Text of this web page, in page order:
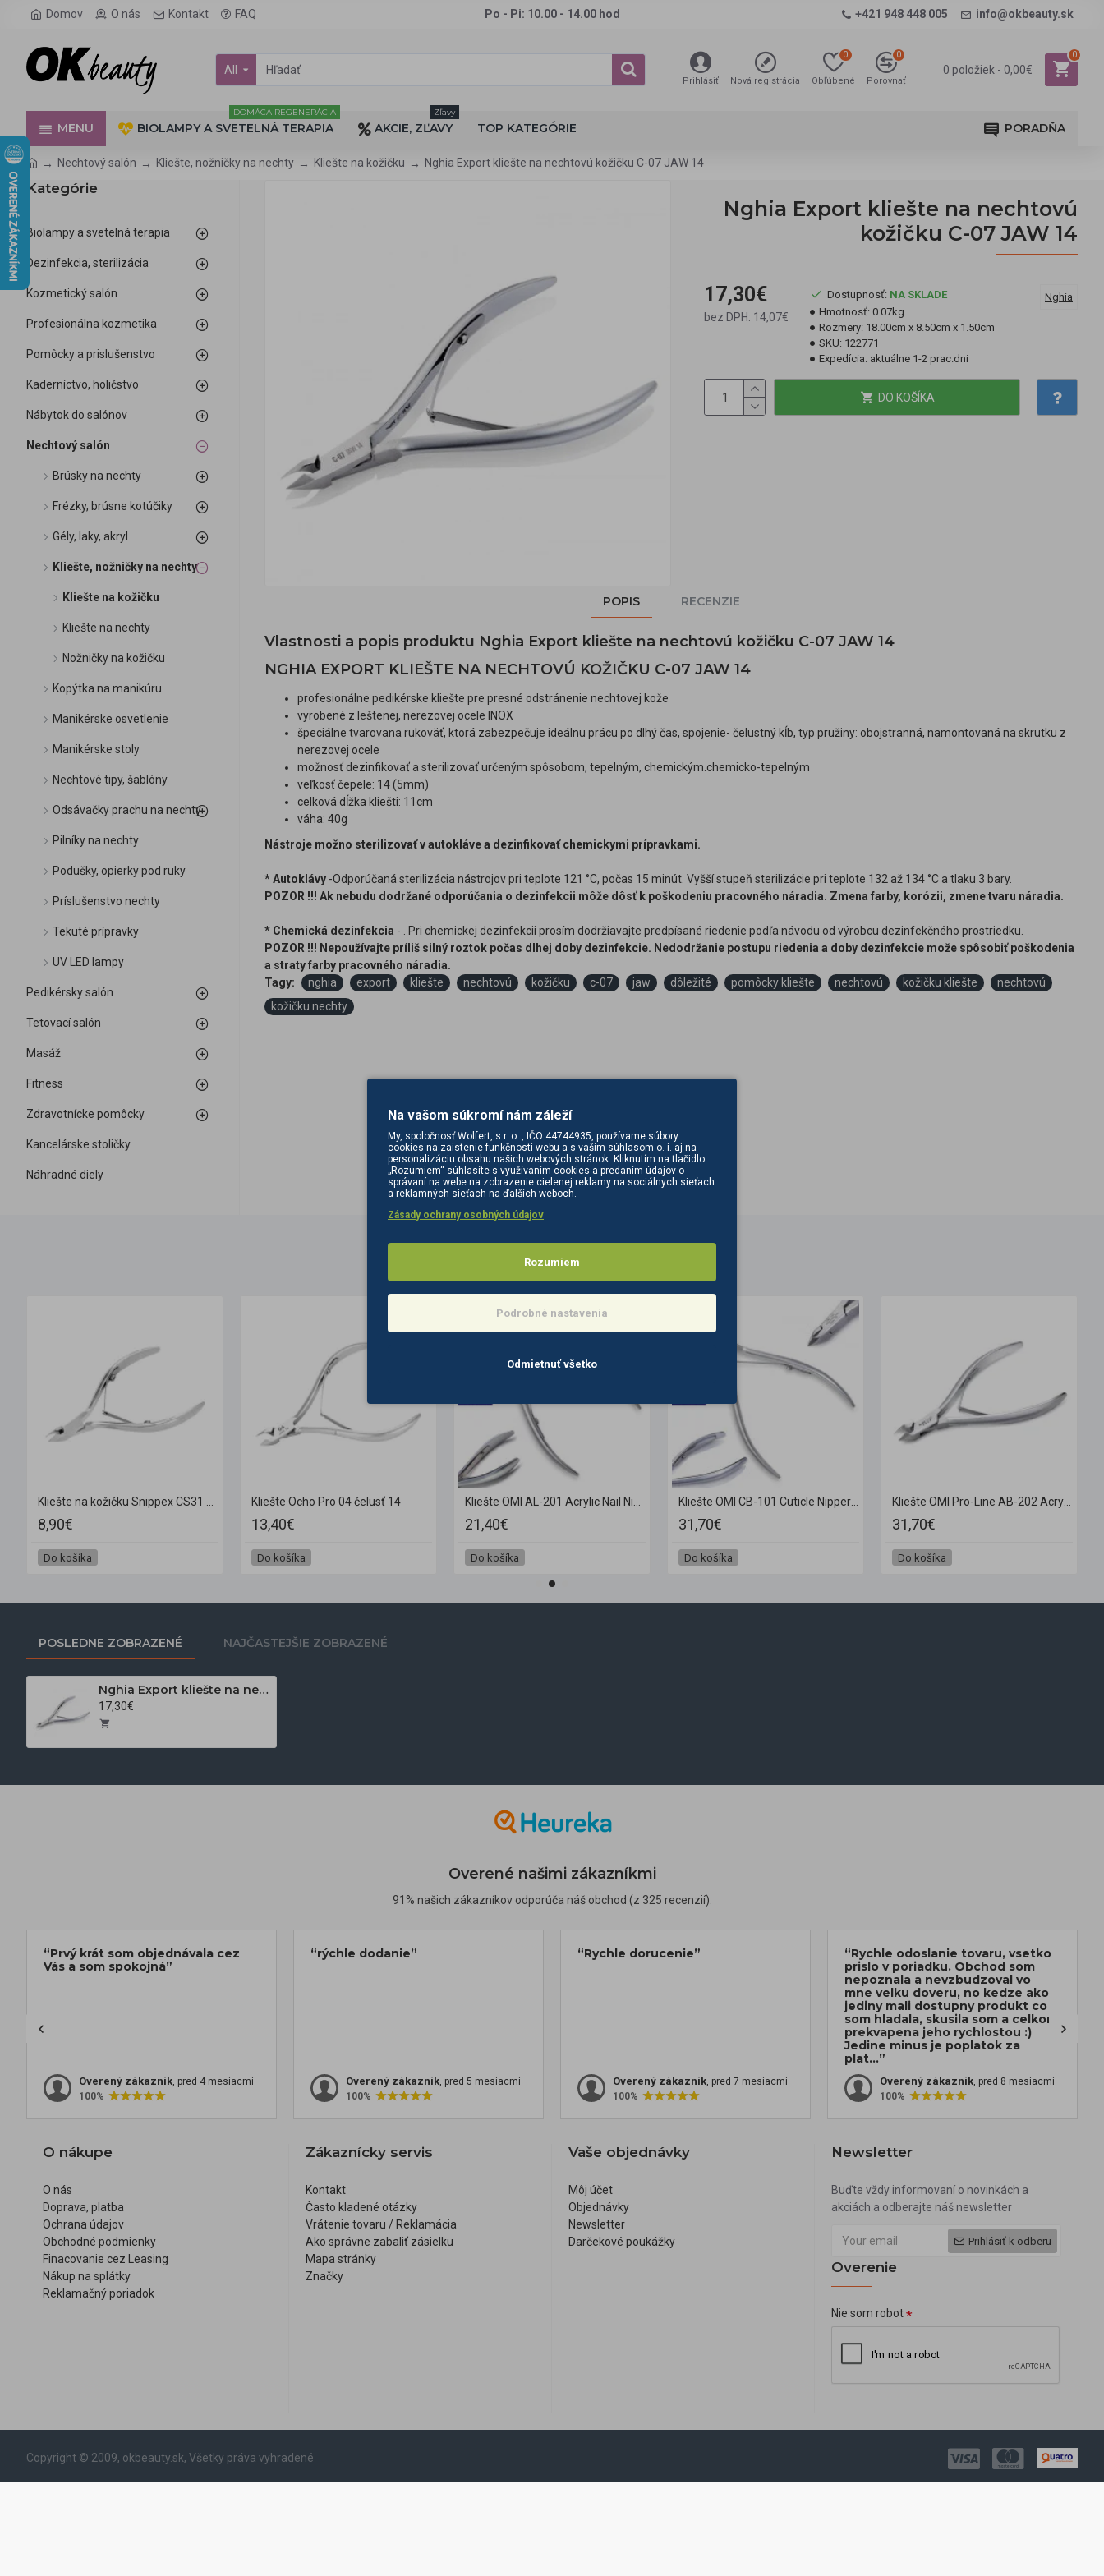
Domov O nás Kontakt FAQ Po - Pi: 10.00 - 14.00 hod +421 948 448 005 info@okbeauty.sk
All
Prihlásiť Nová registrácia Obľúbené
0
Porovnať
0
0 položiek - 0,00€
0
MENU BIOLAMPY A SVETELNÁ TERAPIA
DOMÁCA REGENERÁCIA
AKCIE, ZĽAVY
Zľavy
TOP KATEGÓRIE PORADŇA
Nechtový salón Kliešte, nožničky na nechty Kliešte na kožičku Nghia Export kliešte na nechtovú kožičku C-07 JAW 14
Kategórie
Biolampy a svetelná terapia
Dezinfekcia, sterilizácia
Kozmetický salón
Profesionálna kozmetika
Pomôcky a prislušenstvo
Kaderníctvo, holičstvo
Nábytok do salónov
Nechtový salón
Brúsky na nechty
Frézky, brúsne kotúčiky
Gély, laky, akryl
Kliešte, nožničky na nechty
Kliešte na kožičku
Kliešte na nechty
Nožničky na kožičku
Kopýtka na manikúru
Manikérske osvetlenie
Manikérske stoly
Nechtové tipy, šablóny
Odsávačky prachu na nechty
Pilníky na nechty
Podušky, opierky pod ruky
Príslušenstvo nechty
Tekuté prípravky
UV LED lampy
Pedikérsky salón
Tetovací salón
Masáž
Fitness
Zdravotnícke pomôcky
Kancelárske stoličky
Náhradné diely
Nghia Export kliešte na nechtovú
kožičku C-07 JAW 14
17,30€
bez DPH: 14,07€
Dostupnosť: NA SKLADE
Hmotnosť: 0.07kg
Rozmery: 18.00cm x 8.50cm x 1.50cm
SKU: 122771
Expedícia: aktuálne 1-2 prac.dni
Nghia
DO KOŠÍKA
POPIS RECENZIE
Vlastnosti a popis produktu Nghia Export kliešte na nechtovú kožičku C-07 JAW 14
NGHIA EXPORT KLIEŠTE NA NECHTOVÚ KOŽIČKU C-07 JAW 14
profesionálne pedikérske kliešte pre presné odstránenie nechtovej kože
vyrobené z leštenej, nerezovej ocele INOX
špeciálne tvarovana rukoväť, ktorá zabezpečuje ideálnu prácu po dlhý čas, spojenie- čelustný kĺb, typ pružiny: obojstranná, namontovaná na skrutku z
nerezovej ocele
možnosť dezinfikovať a sterilizovať určeným spôsobom, tepelným, chemickým.chemicko-tepelným
veľkosť čepele: 14 (5mm)
celková dĺžka kliešti: 11cm
váha: 40g
Nástroje možno sterilizovať v autokláve a dezinfikovať chemickymi prípravkami.
* Autoklávy -Odporúčaná sterilizácia nástrojov pri teplote 121 °C, počas 15 minút. Vyšší stupeň sterilizácie pri teplote 132 až 134 °C a tlaku 3 bary.
POZOR !!! Ak nebudu dodržané odporúčania o dezinfekcii môže dôsť k poškodeniu pracovného náradia. Zmena farby, korózii, zmene tvaru náradia.
* Chemická dezinfekcia - . Pri chemickej dezinfekcii prosím dodržiavajte predpísané riedenie podľa návodu od výrobcu dezinfekčného prostriedku.
POZOR !!! Nepoužívajte príliš silný roztok počas dlhej doby dezinfekcie. Nedodržanie postupu riedenia a doby dezinfekcie može spôsobiť poškodenia
a straty farby pracovného náradia.
Tagy:
nghia export kliešte nechtovú kožičku c-07 jaw dôležité pomôcky kliešte nechtovú kožičku kliešte
nechtovú
kožičku nechty
PODOBNÉ PRODUKTY SÚVISIACE PRODUKTY
8,90€
Do košíka
Kliešte Ocho Pro 04 čelusť 14
13,40€
Do košíka
21,40€
Do košíka
31,70€
Do košíka
31,70€
Do košíka
POSLEDNE ZOBRAZENÉ NAJČASTEJŠIE ZOBRAZENÉ
Nghia Export kliešte na nechtovú kožičku C-07 JAW 14
17,30€
Overené našimi zákazníkmi
91% našich zákazníkov odporúča náš obchod (z 325 recenzií).
“Prvý krát som objednávala cez
Vás a som spokojná”
Overený zákazník, pred 4 mesiacmi
100%
“rýchle dodanie”
Overený zákazník, pred 5 mesiacmi
100%
“Rychle dorucenie”
Overený zákazník, pred 7 mesiacmi
100%
“Rychle odoslanie tovaru, vsetko
prislo v poriadku. Obchod som
nepoznala a nevzbudzoval vo
mne velku doveru, no kedze ako
jediny mali dostupny produkt co
som hladala, skusila som a celkom
prekvapena jeho rychlostou :)
Jedine minus je poplatok za
plat...”
Overený zákazník, pred 8 mesiacmi
100%
O nákupe
O nás
Doprava, platba
Ochrana údajov
Obchodné podmienky
Finacovanie cez Leasing
Nákup na splátky
Reklamačný poriadok
Zákaznícky servis
Kontakt
Často kladené otázky
Vrátenie tovaru / Reklamácia
Ako správne zabaliť zásielku
Mapa stránky
Značky
Vaše objednávky
Môj účet
Objednávky
Newsletter
Darčekové poukážky
Newsletter
Buďte vždy informovaní o novinkách a
akciách a odberajte náš newsletter
Prihlásiť k odberu
Overenie
Nie som robot
Copyright © 2009, okbeauty.sk, Všetky práva vyhradené
Na vašom súkromí nám záleží
My, spoločnosť Wolfert, s.r..o.., IČO 44744935, používame súbory
cookies na zaistenie funkčnosti webu a s vaším súhlasom o. i. aj na
personalizáciu obsahu našich webových stránok. Kliknutím na tlačidlo
„Rozumiem“ súhlasíte s využívaním cookies a predaním údajov o
správaní na webe na zobrazenie cielenej reklamy na sociálnych sieťach
a reklamných sieťach na ďalších weboch.
Zásady ochrany osobných údajov
Rozumiem
Podrobné nastavenia
Odmietnuť všetko